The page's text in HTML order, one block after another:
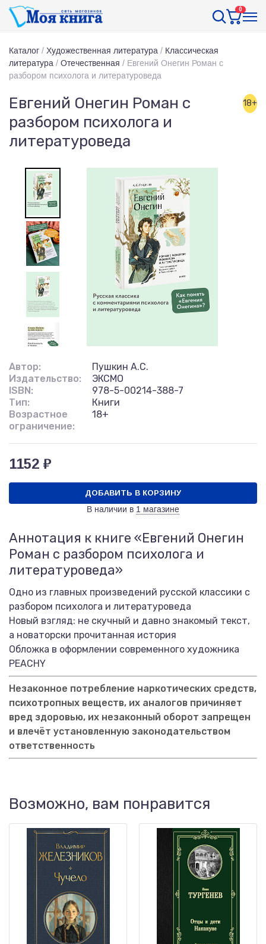
0
Каталог / Художественная литература / Классическая
литература / Отечественная / Евгений Онегин Роман с
разбором психолога и литературоведа
Евгений Онегин Роман с
разбором психолога и
литературоведа
18+
Автор:
Пушкин А.С.
Издательство:
ЭКСМО
ISBN:
978-5-00214-388-7
Тип:
Книги
Возрастное
ограничение:
18+
1152 ₽
ДОБАВИТЬ В КОРЗИНУ
В наличии в 1 магазине
Аннотация к книге «Евгений Онегин
Роман с разбором психолога и
литературоведа»
Одно из главных произведений русской классики с
разбором психолога и литературоведа
Новый взгляд: не скучный и давно знакомый текст,
а новаторски прочитанная история
Обложка в оформлении современного художника
PEACHY
Незаконное потребление наркотических средств,
психотропных веществ, их аналогов причиняет
вред здоровью, их незаконный оборот запрещен
и влечёт установленную законодательством
ответственность
Возможно, вам понравится